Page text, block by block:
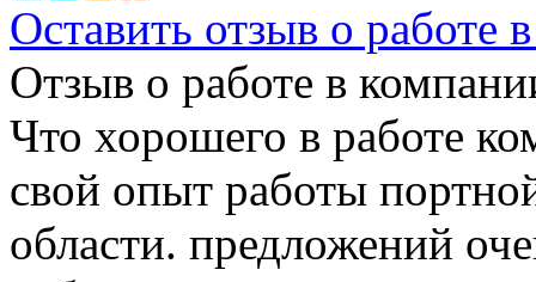
Оставить отзыв о работе
Отзыв о работе в
Что хорошего в работе
свой опыт работы
области. предложений